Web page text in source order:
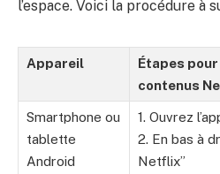
l’espace. Voici la procédure à
Appareil
Étapes
contenus
Smartphone ou
tablette
Android
1. Ouvrez
2. En bas à
Netflix”